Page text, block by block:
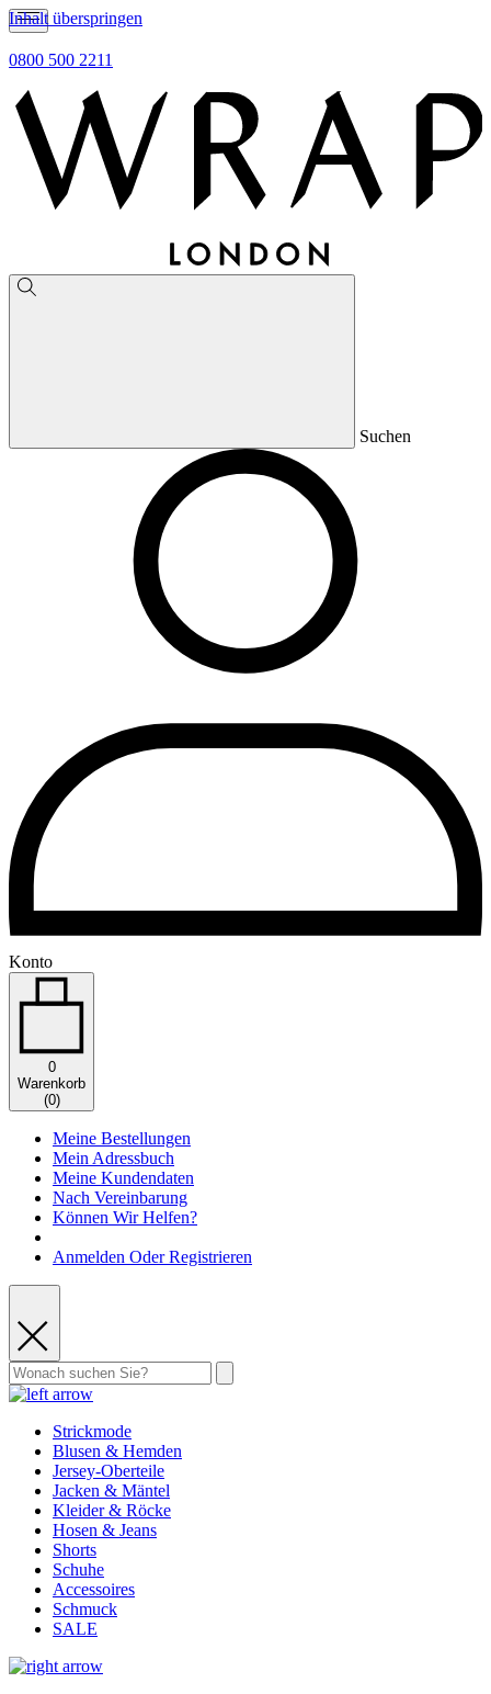
Inhalt überspringen
0800 500 2211
Suchen
Konto
0
Warenkorb
(0)
Meine Bestellungen
Mein Adressbuch
Meine Kundendaten
Nach Vereinbarung
Können Wir Helfen?
Anmelden Oder Registrieren
Strickmode
Blusen & Hemden
Jersey-Oberteile
Jacken & Mäntel
Kleider & Röcke
Hosen & Jeans
Shorts
Schuhe
Accessoires
Schmuck
SALE